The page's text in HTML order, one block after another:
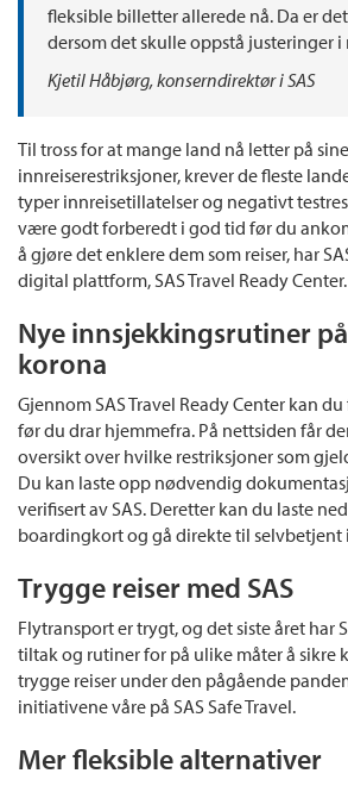
fleksible billetter allerede nå. Da er
dersom det skulle oppstå justeringer i
Kjetil Håbjørg, konserndirektør i SAS
Til tross for at mange land nå letter på sine
innreiserestriksjoner, krever de fleste
typer innreisetillatelser og negativt
være godt forberedt i god tid før du
å gjøre det enklere dem som reiser, har
digital plattform, SAS Travel Ready Center.
Nye innsjekkingsrutiner
korona
Gjennom SAS Travel Ready Center kan
før du drar hjemmefra. På nettsiden får
oversikt over hvilke restriksjoner som
Du kan laste opp nødvendig
verifisert av SAS. Deretter kan du laste
boardingkort og gå direkte til selvbetjent
Trygge reiser med SAS
Flytransport er trygt, og det siste året har
tiltak og rutiner for på ulike måter å sikre
trygge reiser under den pågående
initiativene våre på SAS Safe Travel.
Mer fleksible alternativer